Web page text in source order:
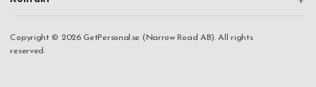
Copyright © 2026 GetPersonal.se (Narrow Road AB). All rights
reserved.